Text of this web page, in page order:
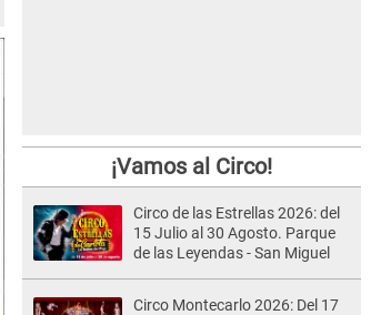
¡Vamos al Circo!
Circo de las Estrellas 2026: del
15 Julio al 30 Agosto. Parque
de las Leyendas - San Miguel
Circo Montecarlo 2026: Del 17